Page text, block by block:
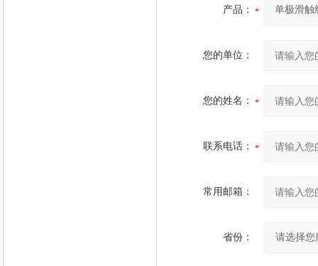
产品：
您的单位：
您的姓名：
联系电话：
常用邮箱：
省份：